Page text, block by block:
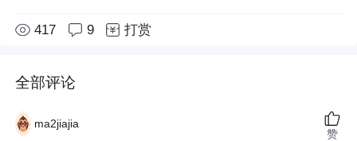
417 9 打赏
全部评论
ma2jiajia
赞